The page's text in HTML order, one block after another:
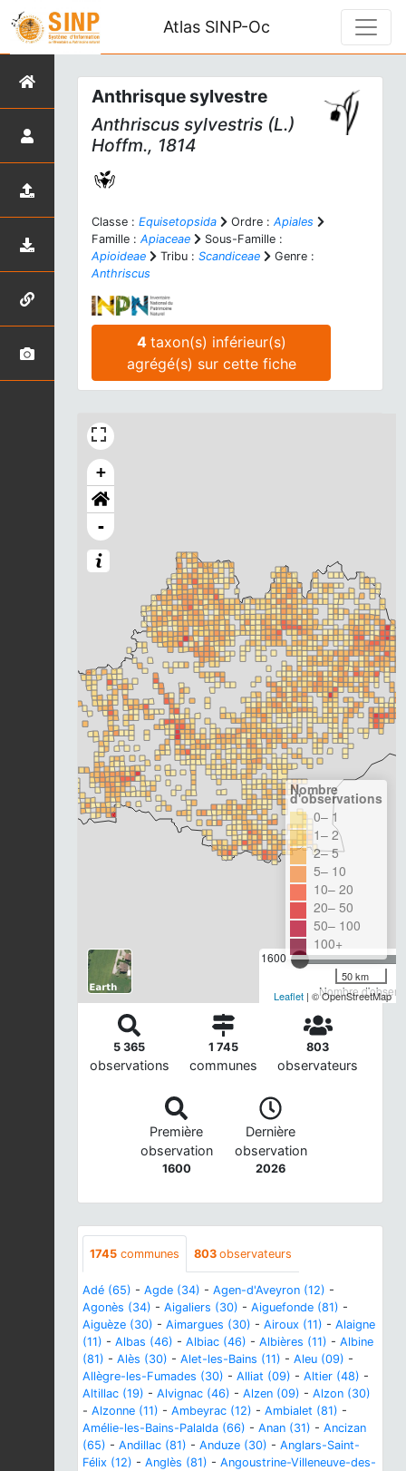
Atlas SINP-Oc
Anthrisque sylvestre
Anthriscus sylvestris (L.)
Hoffm., 1814
Classe : Equisetopsida Ordre : Apiales
Famille : Apiaceae
Sous-Famille :
Apioideae
Tribu : Scandiceae
Genre :
Anthriscus
4 taxon(s) inférieur(s)
agrégé(s) sur cette fiche
+
-
1600
Nombre
Nombre
d'observations
0– 1
1– 2
2– 5
5– 10
10– 20
20– 50
50– 100
100+
50 km
Leaflet | © OpenStreetMap
5 365
observations
1 745
communes
803
observateurs
Première
observation
1600
Dernière
observation
2026
1745 communes 803 observateurs
Adé (65) - Agde (34) - Agen-d'Aveyron (12) -
Agonès (34) - Aigaliers (30) - Aiguefonde (81) -
Aiguèze (30) - Aimargues (30) - Airoux (11) - Alaigne
(11) - Albas (46) - Albiac (46) - Albières (11) - Albine
(81) - Alès (30) - Alet-les-Bains (11) - Aleu (09) -
Allègre-les-Fumades (30) - Alliat (09) - Altier (48) -
Altillac (19) - Alvignac (46) - Alzen (09) - Alzon (30)
- Alzonne (11) - Ambeyrac (12) - Ambialet (81) -
Amélie-les-Bains-Palalda (66) - Anan (31) - Ancizan
(65) - Andillac (81) - Anduze (30) - Anglars-Saint-
Félix (12) - Anglès (81) - Angoustrine-Villeneuve-des-